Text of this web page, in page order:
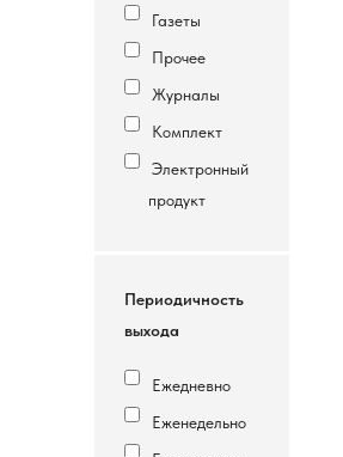
Газеты
Прочее
Журналы
Комплект
Электронный
продукт
Периодичность
выхода
Ежедневно
Еженедельно